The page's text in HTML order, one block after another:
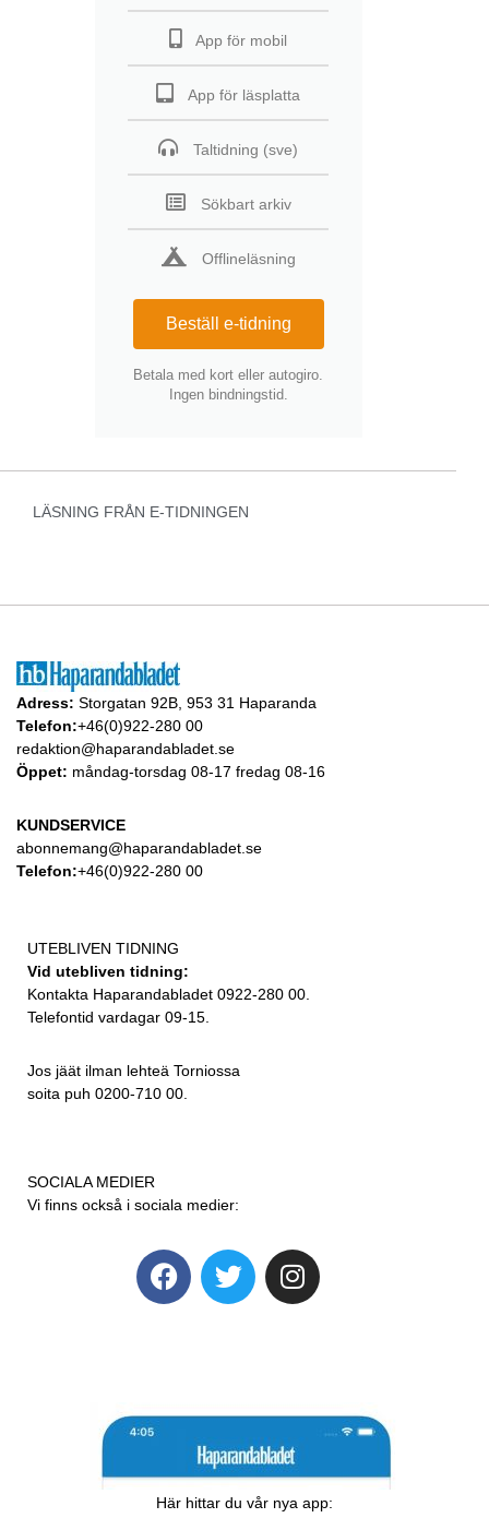
App för mobil
App för läsplatta
Taltidning (sve)
Sökbart arkiv
Offlineläsning
Beställ e-tidning
Betala med kort eller autogiro.
Ingen bindningstid.
LÄSNING FRÅN E-TIDNINGEN
Adress: Storgatan 92B, 953 31 Haparanda
Telefon:+46(0)922-280 00
redaktion@haparandabladet.se
Öppet: måndag-torsdag 08-17 fredag 08-16
KUNDSERVICE
abonnemang@haparandabladet.se
Telefon:+46(0)922-280 00
UTEBLIVEN TIDNING
Vid utebliven tidning:
Kontakta Haparandabladet 0922-280 00.
Telefontid vardagar 09-15.
Jos jäät ilman lehteä Torniossa
soita puh 0200-710 00.
SOCIALA MEDIER
Vi finns också i sociala medier:
Här hittar du vår nya app: